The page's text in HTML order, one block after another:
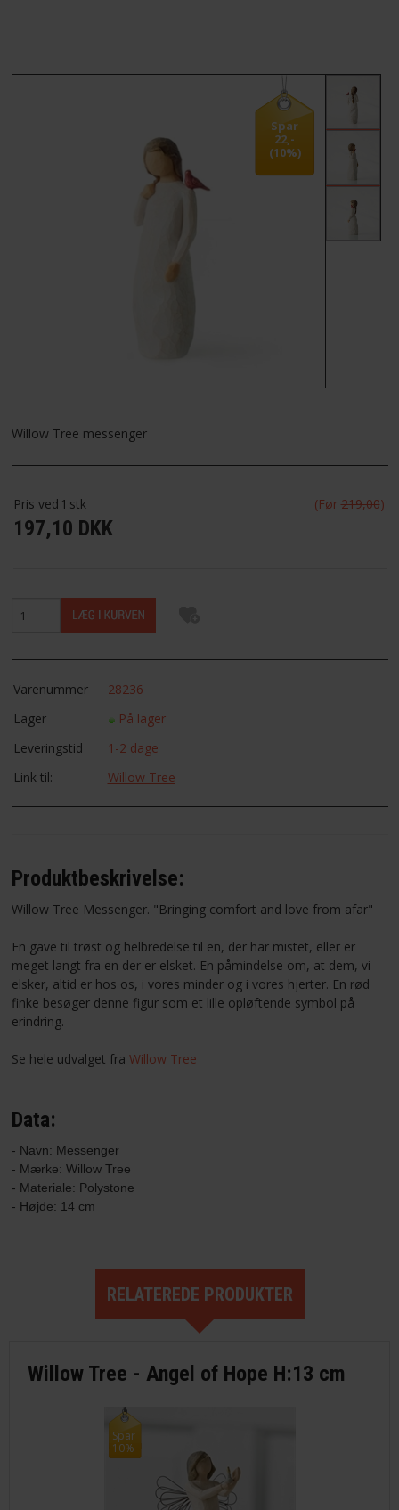
FRAGT
FAVORIT
Spar
22,-
(10%)
Willow Tree messenger
Pris ved 1 stk (Før219,00)
197,10 DKK
Varenummer
28236
Lager
På lager
Leveringstid
1-2 dage
Link til:
Willow Tree
Produktbeskrivelse:
Willow Tree Messenger. "Bringing comfort and love from afar"
En gave til trøst og helbredelse til en, der har mistet, eller er
meget langt fra en der er elsket. En påmindelse om, at dem, vi
elsker, altid er hos os, i vores minder og i vores hjerter. En rød
finke besøger denne figur som et lille opløftende symbol på
erindring.
Se hele udvalget fra Willow Tree
Data:
- Navn: Messenger
- Mærke: Willow Tree
- Materiale: Polystone
- Højde: 14 cm
RELATEREDE PRODUKTER
Willow Tree - Angel of Hope H:13 cm
Spar
10%